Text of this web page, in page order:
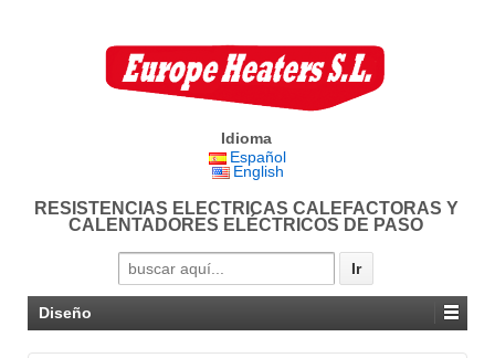
Idioma
Español
English
RESISTENCIAS ELECTRICAS CALEFACTORAS Y
CALENTADORES ELÉCTRICOS DE PASO
Search for:
Diseño